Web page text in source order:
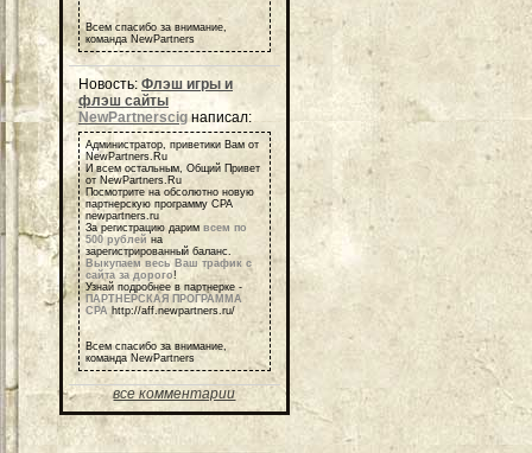
Всем спасибо за внимание,
команда NewPartners
Новость: Флэш игры и
флэш сайты
NewPartnerscigнаписал:
Администратор, приветики Вам от
NewPartners.Ru
И всем остальным, Общий Привет
от NewPartners.Ru
Посмотрите на обсолютно новую
партнерскую программу СРА
newpartners.ru
За регистрацию дарим всем по
500 рублей на
зарегистрированный баланс.
Выкупаем весь Ваш трафик с
сайта за дорого!
Узнай подробнее в партнерке -
ПАРТНЕРСКАЯ ПРОГРАММА
СРА http://aff.newpartners.ru/
Всем спасибо за внимание,
команда NewPartners
все комментарии